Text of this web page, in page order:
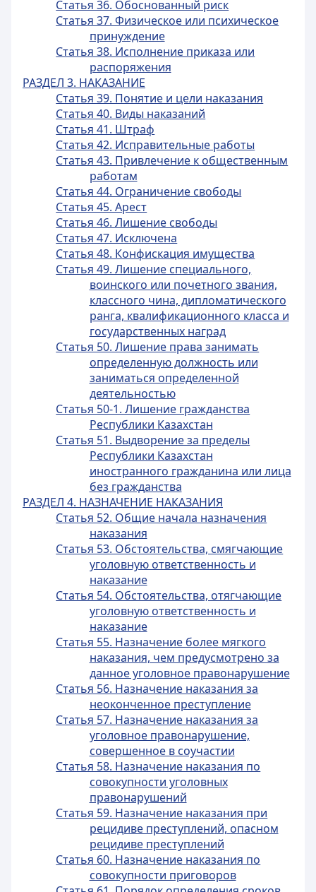
Статья 36. Обоснованный риск
Статья 37. Физическое или психическое
принуждение
Статья 38. Исполнение приказа или
распоряжения
РАЗДЕЛ 3. НАКАЗАНИЕ
Статья 39. Понятие и цели наказания
Статья 40. Виды наказаний
Статья 41. Штраф
Статья 42. Исправительные работы
Статья 43. Привлечение к общественным
работам
Статья 44. Ограничение свободы
Статья 45. Арест
Статья 46. Лишение свободы
Статья 47. Исключена
Статья 48. Конфискация имущества
Статья 49. Лишение специального,
воинского или почетного звания,
классного чина, дипломатического
ранга, квалификационного класса и
государственных наград
Статья 50. Лишение права занимать
определенную должность или
заниматься определенной
деятельностью
Статья 50-1. Лишение гражданства
Республики Казахстан
Статья 51. Выдворение за пределы
Республики Казахстан
иностранного гражданина или лица
без гражданства
РАЗДЕЛ 4. НАЗНАЧЕНИЕ НАКАЗАНИЯ
Статья 52. Общие начала назначения
наказания
Статья 53. Обстоятельства, смягчающие
уголовную ответственность и
наказание
Статья 54. Обстоятельства, отягчающие
уголовную ответственность и
наказание
Статья 55. Назначение более мягкого
наказания, чем предусмотрено за
данное уголовное правонарушение
Статья 56. Назначение наказания за
неоконченное преступление
Статья 57. Назначение наказания за
уголовное правонарушение,
совершенное в соучастии
Статья 58. Назначение наказания по
совокупности уголовных
правонарушений
Статья 59. Назначение наказания при
рецидиве преступлений, опасном
рецидиве преступлений
Статья 60. Назначение наказания по
совокупности приговоров